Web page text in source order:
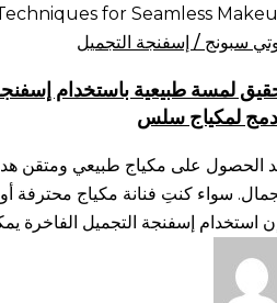
سبونج / إسفنجة التجميل
لمسة طبيعية باستخدام
لمكياج سلس
الحصول على مكياج طبيعي ومتقن
سواء كنتِ فنانة مكياج محترفة
استخدام إسفنجة التجميل الفاخرة